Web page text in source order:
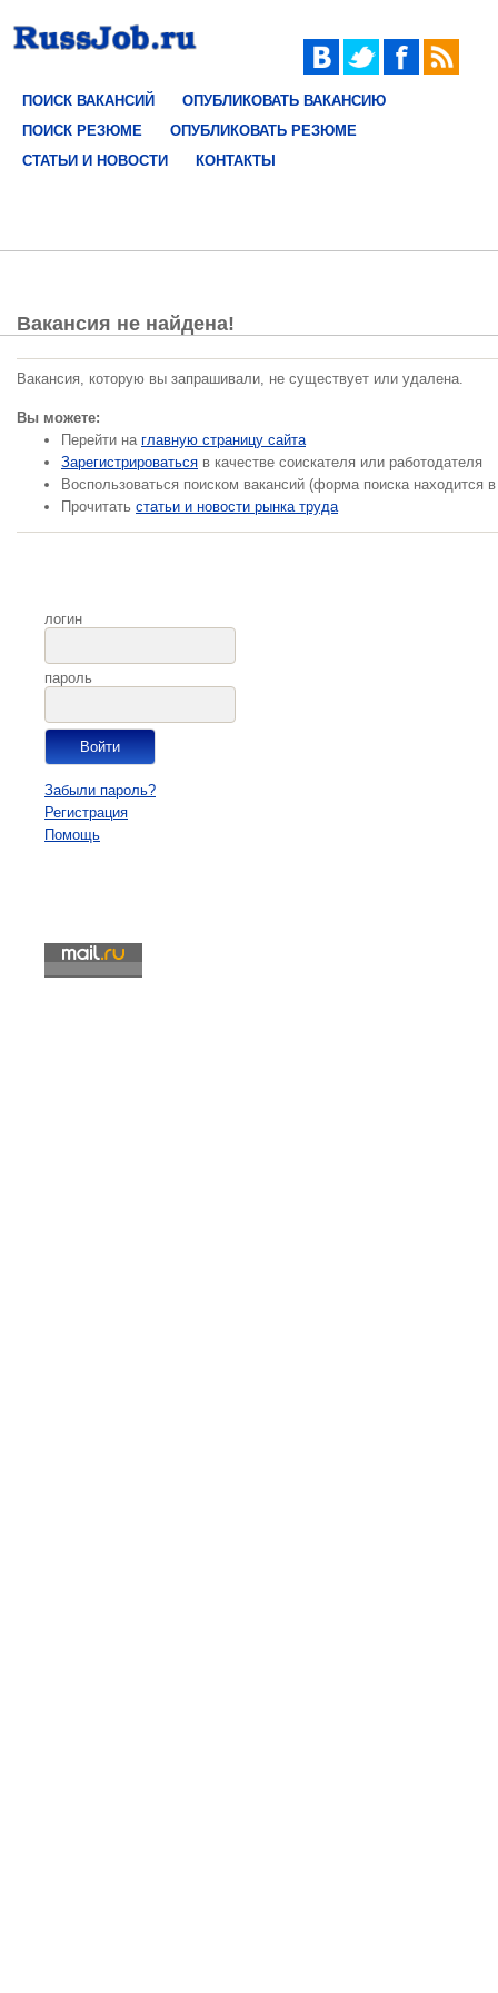
ПОИСК ВАКАНСИЙ
ОПУБЛИКОВАТЬ ВАКАНСИЮ
ПОИСК РЕЗЮМЕ
ОПУБЛИКОВАТЬ РЕЗЮМЕ
СТАТЬИ И НОВОСТИ
КОНТАКТЫ
Вакансия не найдена!
Вакансия, которую вы запрашивали, не существует или удалена.
Вы можете:
Перейти на главную страницу сайта
Зарегистрироваться в качестве соискателя или работодателя
Воспользоваться поиском вакансий (форма поиска находится
Прочитать статьи и новости рынка труда
логин
пароль
Забыли пароль?
Регистрация
Помощь